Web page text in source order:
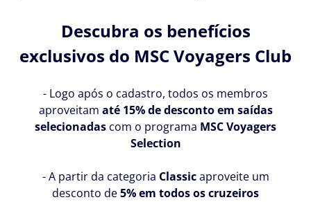
Descubra os benefícios
exclusivos do MSC Voyagers Club
- Logo após o cadastro, todos os membros
aproveitam até 15% de desconto em saídas
selecionadas com o programa MSC Voyagers
Selection
- A partir da categoria Classicaproveite um
desconto de5% em todos os cruzeiros